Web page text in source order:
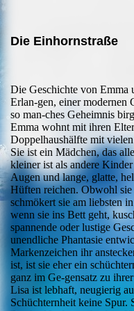
Die Einhornstraße
Die Geschichte von
Erlan-gen, einer modernen
so man-ches Geheimnis
Emma wohnt mit ihren
Doppelhaushälfte mit
Sie ist ein Mädchen, das
kleiner ist als andere
Augen und lange, glatte,
Hüften reichen. Obwohl
schmökert sie am liebsten
wenn sie ins Bett geht,
spannende oder lustige
unendliche Phantasie
Markenzeichen ihr
ist, ist sie eher ein
ganz im Ge-gensatz zu
Lisa ist lebhaft, neugierig
Schüchternheit keine